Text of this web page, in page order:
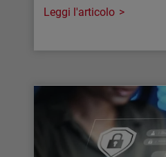
Leggi l'articolo